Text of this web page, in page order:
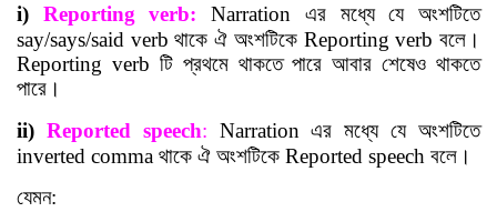
i) Reporting verb: Narration এর মধ্যেযে অংশটিতে
say/says/said verb থাকে ঐ অংশটিকে Reporting verb বলে ।
Reporting verb টি প্রথমে থাকতে পারে আবার শেষেও থাকতে
পারে ।
ii) Reported speech: Narration এরমধ্যেযে অংশটিতে
inverted comma থাকে ঐ অংশটিকে Reported speech বলে ।
যেমন: